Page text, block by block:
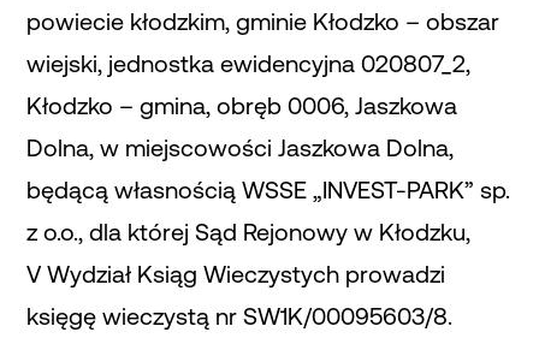
powiecie kłodzkim, gminie Kłodzko – obszar
wiejski, jednostka ewidencyjna 020807_2,
Kłodzko – gmina, obręb 0006, Jaszkowa
Dolna, w miejscowości Jaszkowa Dolna,
będącą własnością WSSE „INVEST-PARK” sp.
z o.o., dla której Sąd Rejonowy w Kłodzku,
V Wydział Ksiąg Wieczystych prowadzi
księgę wieczystą nr SW1K/00095603/8.